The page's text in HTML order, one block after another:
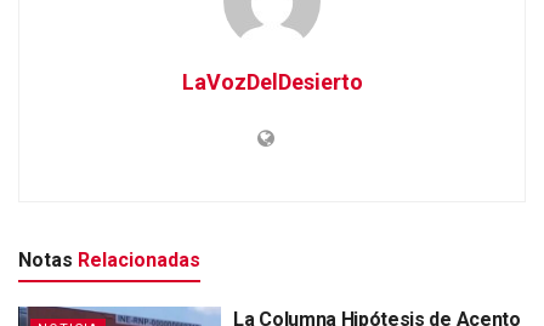
LaVozDelDesierto
Notas Relacionadas
La Columna Hipótesis de Acento